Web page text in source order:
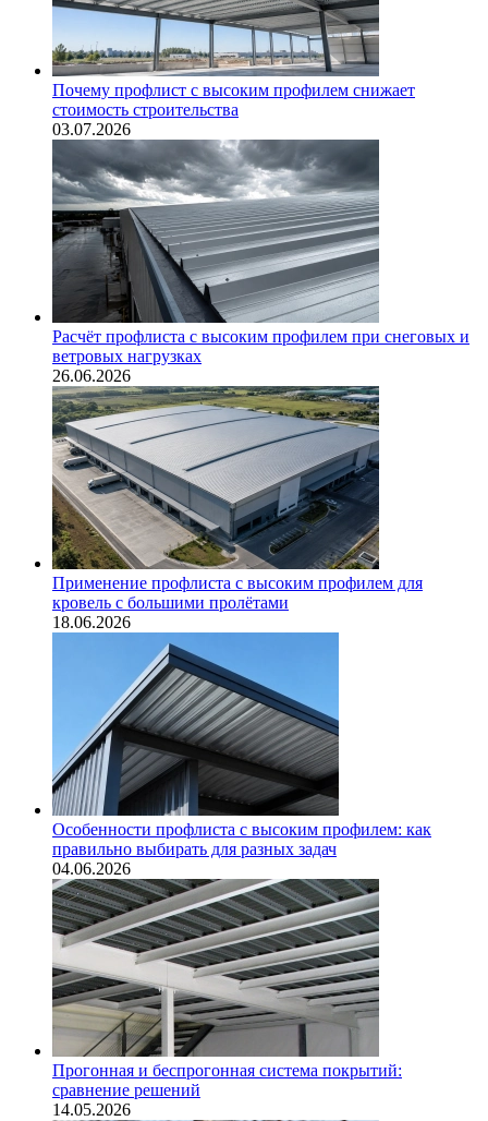
Почему профлист с высоким профилем снижает
стоимость строительства
03.07.2026
Расчёт профлиста с высоким профилем при снеговых и
ветровых нагрузках
26.06.2026
Применение профлиста с высоким профилем для
кровель с большими пролётами
18.06.2026
Особенности профлиста с высоким профилем: как
правильно выбирать для разных задач
04.06.2026
Прогонная и беспрогонная система покрытий:
сравнение решений
14.05.2026